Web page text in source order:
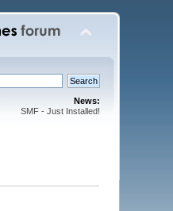
News:
SMF - Just Installed!